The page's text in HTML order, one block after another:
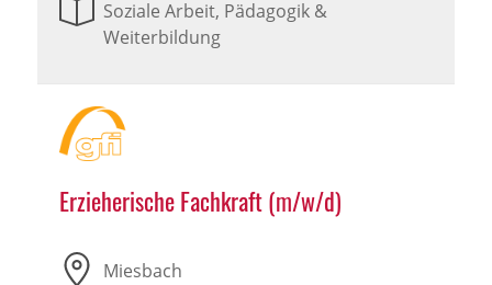
Soziale Arbeit, Pädagogik &
Weiterbildung
Erzieherische Fachkraft (m/w/d)
Miesbach